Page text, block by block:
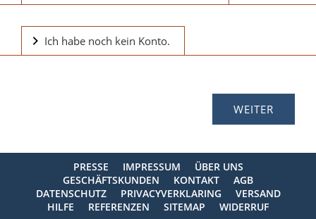
Ich habe noch kein Konto.
PRESSE IMPRESSUM
ÜBER UNS
GESCHÄFTSKUNDEN
KONTAKT
AGB
DATENSCHUTZ
PRIVACYVERKLARING
VERSAND
HILFE
REFERENZEN SITEMAP WIDERRUF